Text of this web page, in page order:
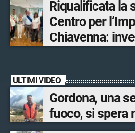
opere
ultimato entro il
Riqualificata la
Centro per
Chiavenna:
ULTIMI VIDEO
Gordona, una
fuoco, si spera